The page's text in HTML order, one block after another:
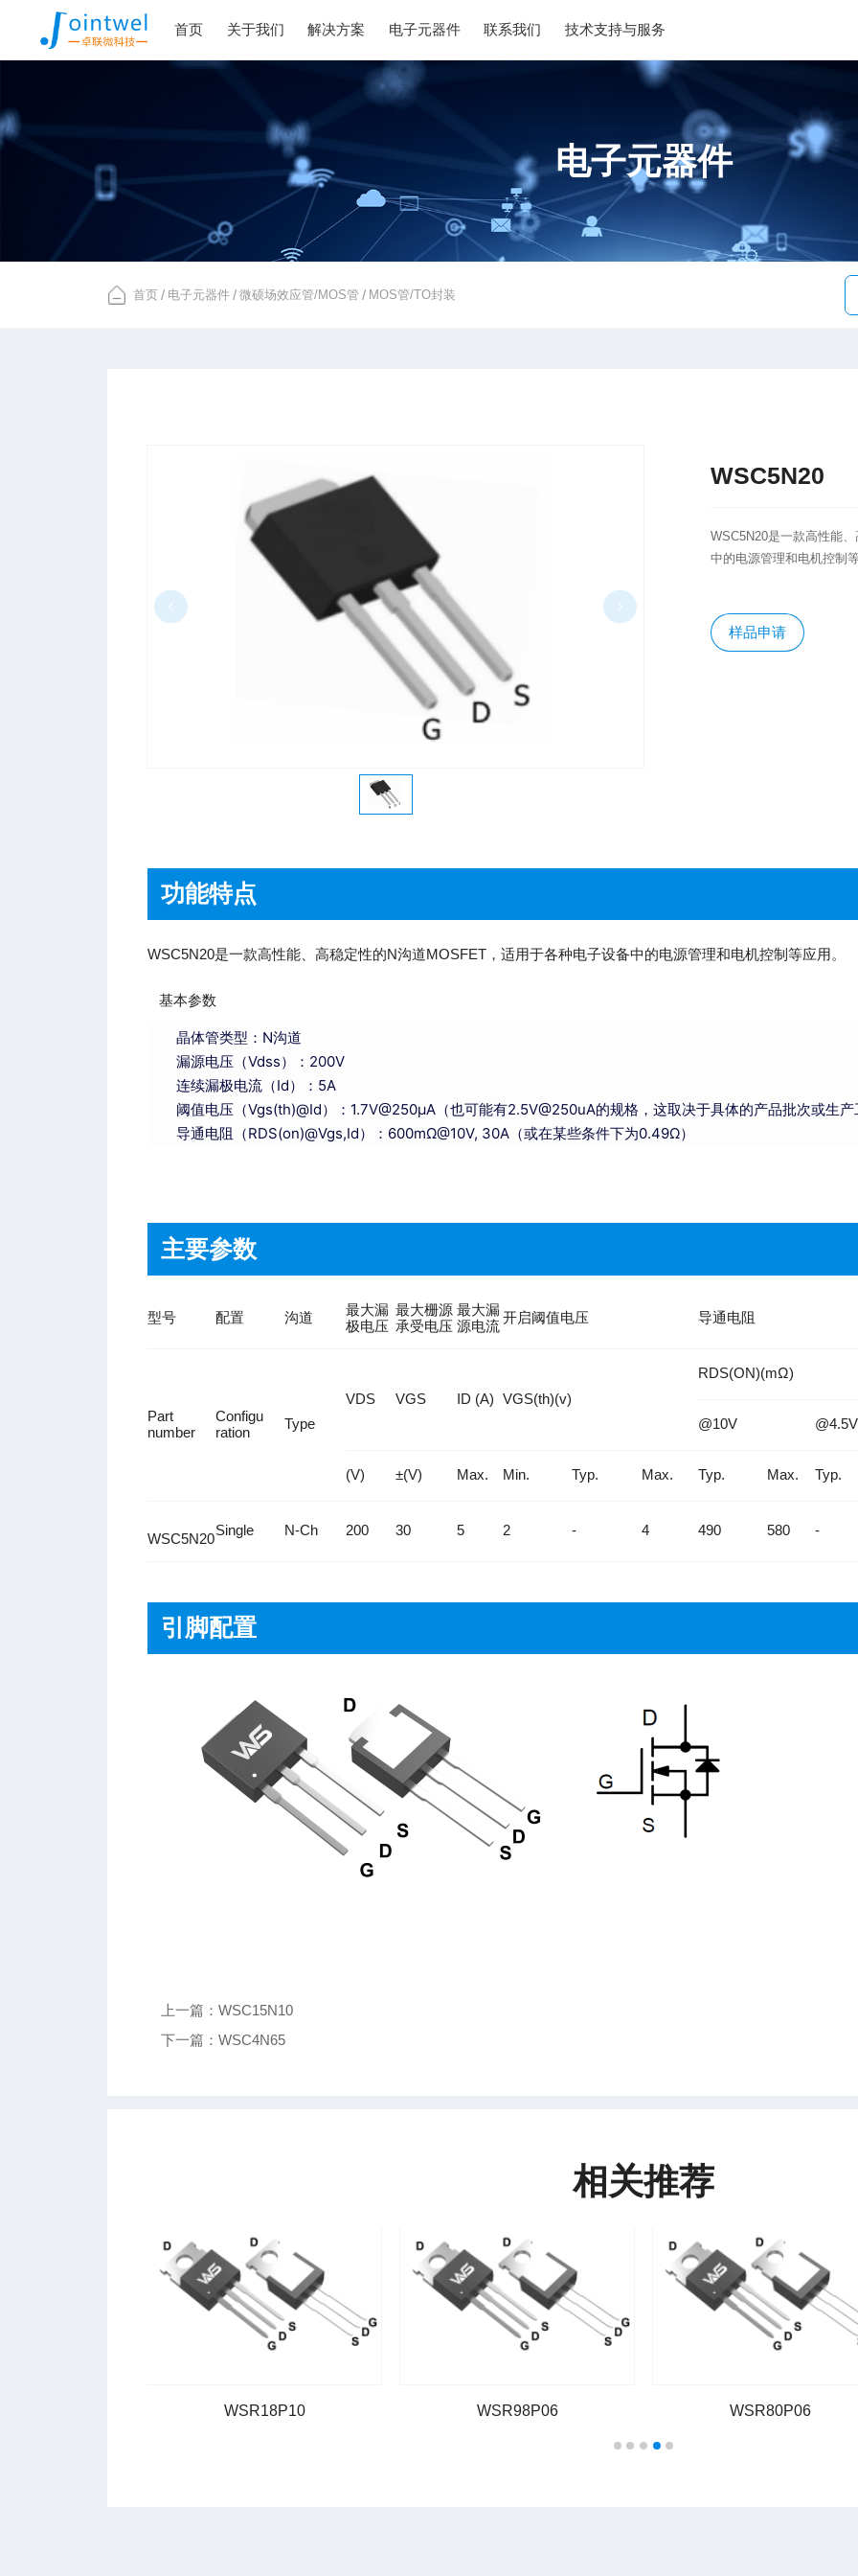
首页 关于我们 解决方案 电子元器件 联系我们 技术支持与服务
电子元器件
首页 / 电子元器件 / 微硕场效应管/MOS管 / MOS管/TO封装
WSC5N20
WSC5N20是一款高性能
中的电源管理和电机控制
样品申请
功能特点
WSC5N20是一款高性能、高稳定性的N沟道MOSFET，适用于各种电子设备中的电源管理和电机控制等应用。
基本参数
晶体管类型：N沟道
漏源电压（Vdss）：200V
连续漏极电流（Id）：5A
阈值电压（Vgs(th)@Id）：1.7V@250µA（也可能有2.5V@250uA的规格，这取决于具体的产品批次或生产
导通电阻（RDS(on)@Vgs,Id）：600mΩ@10V, 30A（或在某些条件下为0.49Ω）
主要参数
型号 配置 沟道
最大漏
极电压
最大栅源
承受电压
最大漏
源电流
开启阈值电压 导通电阻
Part
number
Configu
ration
Type
VDS VGS ID (A) VGS(th)(v)
RDS(ON)(mΩ)
@10V @4.5V
(V) ±(V) Max. Min. Typ. Max. Typ. Max. Typ.
WSC5N20
Single N-Ch 200 30 5 2 - 4 490 580 -
引脚配置
上一篇：WSC15N10
下一篇：WSC4N65
相关推荐
WSR18P10 WSR98P06 WSR80P06